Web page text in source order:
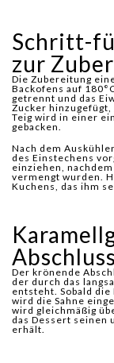
Schritt-
zur
Die Zubereitung
Backofens auf
getrennt und das
Zucker hinzugefügt,
Teig wird in einer
gebacken.
Nach dem
des Einstechens
einziehen,
vermengt wurden.
Kuchens, das ihm
Abschluss
Der krönende
der durch das
entsteht. Sobald
wird die Sahne
wird gleichmäßig
das Dessert seinen
erhält.